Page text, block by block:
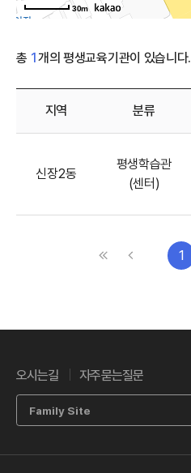
30m
총 1개의 평생교육기관이 있습니다.
지역 분류
신장2동
평생학습관
(센터)
1
오시는길 자주묻는질문
Family Site